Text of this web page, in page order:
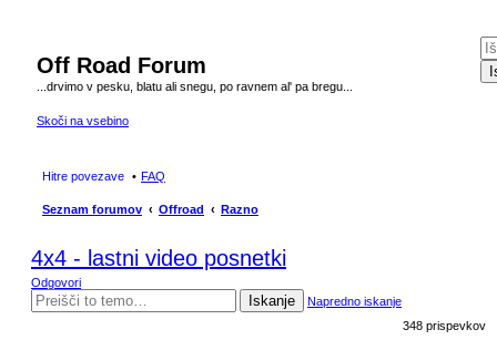
Off Road Forum
...drvimo v pesku, blatu ali snegu, po ravnem al' pa bregu...
Skoči na vsebino
Hitre povezave FAQ
Seznam forumov Offroad Razno
4x4 - lastni video posnetki
Odgovori
Iskanje
Napredno iskanje
348 prispevkov